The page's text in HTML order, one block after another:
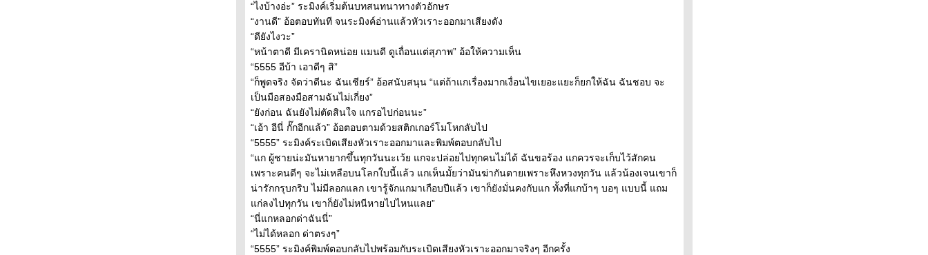
“ไงบ้างอ่ะ” ระมิงค์เริ่มต้นบทสนทนาทางตัวอักษร
“งานดี” อ้อตอบทันที จนระมิงค์อ่านแล้วหัวเราะออกมาเสียงดัง
“ดียังไงวะ”
“หน้าตาดี มีเครานิดหน่อย แมนดี ดูเถื่อนแต่สุภาพ” อ้อให้ความเห็น
“5555 อีบ้า เอาดีๆ สิ”
“ก็พูดจริง จัดว่าดีนะ ฉันเชียร์” อ้อสนับสนุน “แต่ถ้าแกเรื่องมากเงื่อนไขเยอะแยะก็ยกให้ฉัน ฉันชอบ จะ
เป็นมือสองมือสามฉันไม่เกี่ยง”
“ยังก่อน ฉันยังไม่ตัดสินใจ แกรอไปก่อนนะ”
“เอ้า อีนี่ กั๊กอีกแล้ว” อ้อตอบตามด้วยสติกเกอร์โมโหกลับไป
“5555” ระมิงค์ระเบิดเสียงหัวเราะออกมาและพิมพ์ตอบกลับไป
“แก ผู้ชายน่ะมันหายากขึ้นทุกวันนะเว้ย แกจะปล่อยไปทุกคนไม่ได้ ฉันขอร้อง แกควรจะเก็บไว้สักคน
เพราะคนดีๆ จะไม่เหลือบนโลกใบนี้แล้ว แกเห็นมั้ยว่ามันฆ่ากันตายเพราะหึงหวงทุกวัน แล้วน้องเจนเขาก็
น่ารักกรุบกริบ ไม่มีลอกแลก เขารู้จักแกมาเกือบปีแล้ว เขาก็ยังมั่นคงกับแก ทั้งที่แกบ้าๆ บอๆ แบบนี้ แถม
ก่ลงไปทุกวัน เขาก็ยังไม่หนีหายไปไหนแลย”
“นี่แกหลอกด่าฉันนี่”
“ไม่ได้หลอก ด่าตรงๆ”
“5555” ระมิงค์พิมพ์ตอบกลับไปพร้อมกับระเบิดเสียงหัวเราะออกมาจริงๆ อีกครั้ง